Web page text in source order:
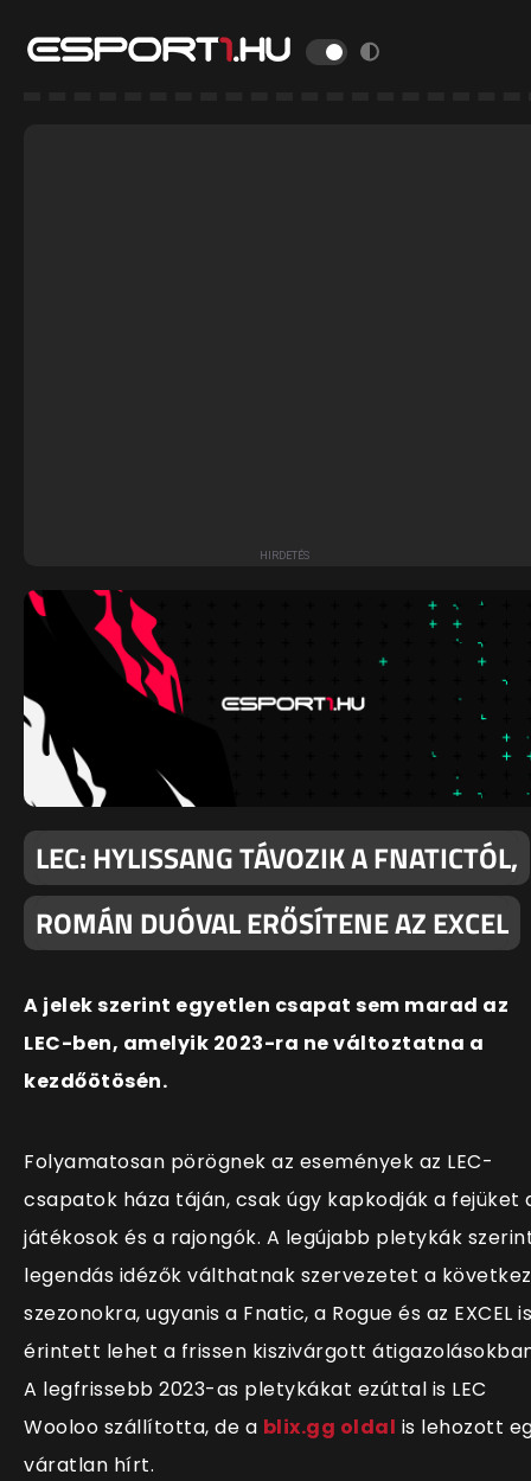
LEC: HYLISSANG TÁVOZIK A FNATICTÓL,
ROMÁN DUÓVAL ERŐSÍTENE AZ EXCEL
A jelek szerint egyetlen csapat sem marad az
LEC-ben, amelyik 2023-ra ne változtatna a
kezdőötösén.
Folyamatosan pörögnek az események az LEC-
csapatok háza táján, csak úgy kapkodják a fejüket
játékosok és a rajongók. A legújabb pletykák
legendás idézők válthatnak szervezetet a
szezonokra, ugyanis a Fnatic, a Rogue és az EXCEL is
érintett lehet a frissen kiszivárgott
A legfrissebb 2023-as pletykákat ezúttal is LEC
Wooloo szállította, de a blix.gg oldal is lehozott
váratlan hírt.